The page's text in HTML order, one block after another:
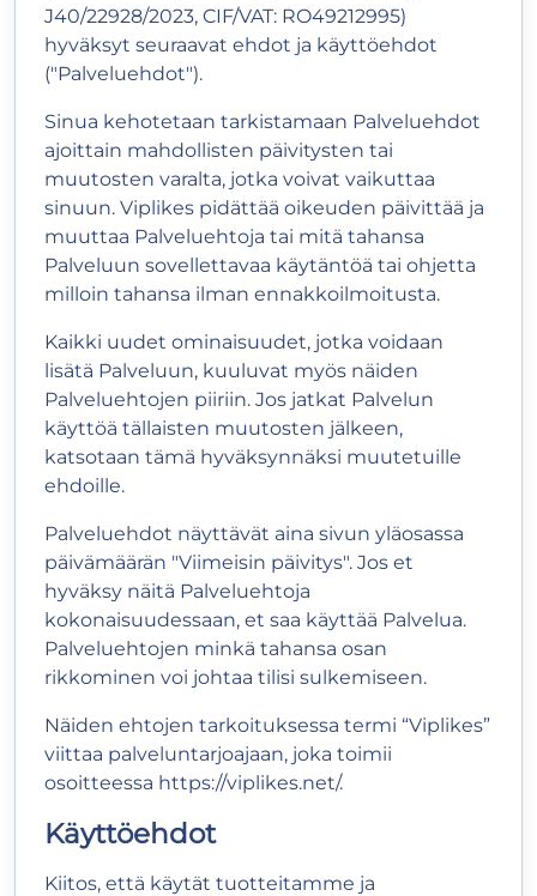
J40/22928/2023, CIF/VAT: RO49212995)
hyväksyt seuraavat ehdot ja käyttöehdot
("Palveluehdot").
Sinua kehotetaan tarkistamaan Palveluehdot
ajoittain mahdollisten päivitysten tai
muutosten varalta, jotka voivat vaikuttaa
sinuun. Viplikes pidättää oikeuden päivittää ja
muuttaa Palveluehtoja tai mitä tahansa
Palveluun sovellettavaa käytäntöä tai ohjetta
milloin tahansa ilman ennakkoilmoitusta.
Kaikki uudet ominaisuudet, jotka voidaan
lisätä Palveluun, kuuluvat myös näiden
Palveluehtojen piiriin. Jos jatkat Palvelun
käyttöä tällaisten muutosten jälkeen,
katsotaan tämä hyväksynnäksi muutetuille
ehdoille.
Palveluehdot näyttävät aina sivun yläosassa
päivämäärän "Viimeisin päivitys". Jos et
hyväksy näitä Palveluehtoja
kokonaisuudessaan, et saa käyttää Palvelua.
Palveluehtojen minkä tahansa osan
rikkominen voi johtaa tilisi sulkemiseen.
Näiden ehtojen tarkoituksessa termi “Viplikes”
viittaa palveluntarjoajaan, joka toimii
osoitteessa https://viplikes.net/.
Käyttöehdot
Kiitos, että käytät tuotteitamme ja